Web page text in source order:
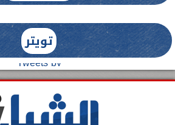
تويتر
Tweets by